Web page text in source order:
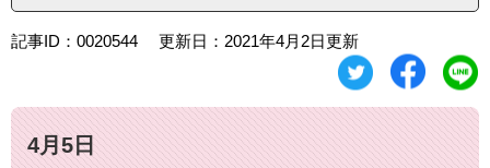
記事ID：0020544 更新日：2021年4月2日更新
4月5日